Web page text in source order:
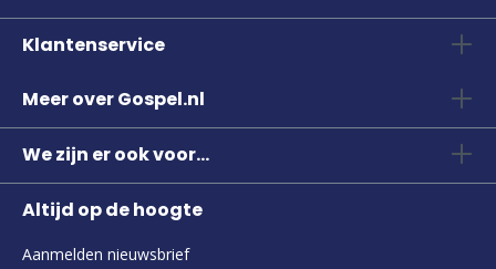
Klantenservice
Meer over Gospel.nl
We zijn er ook voor...
Altijd op de hoogte
Aanmelden nieuwsbrief